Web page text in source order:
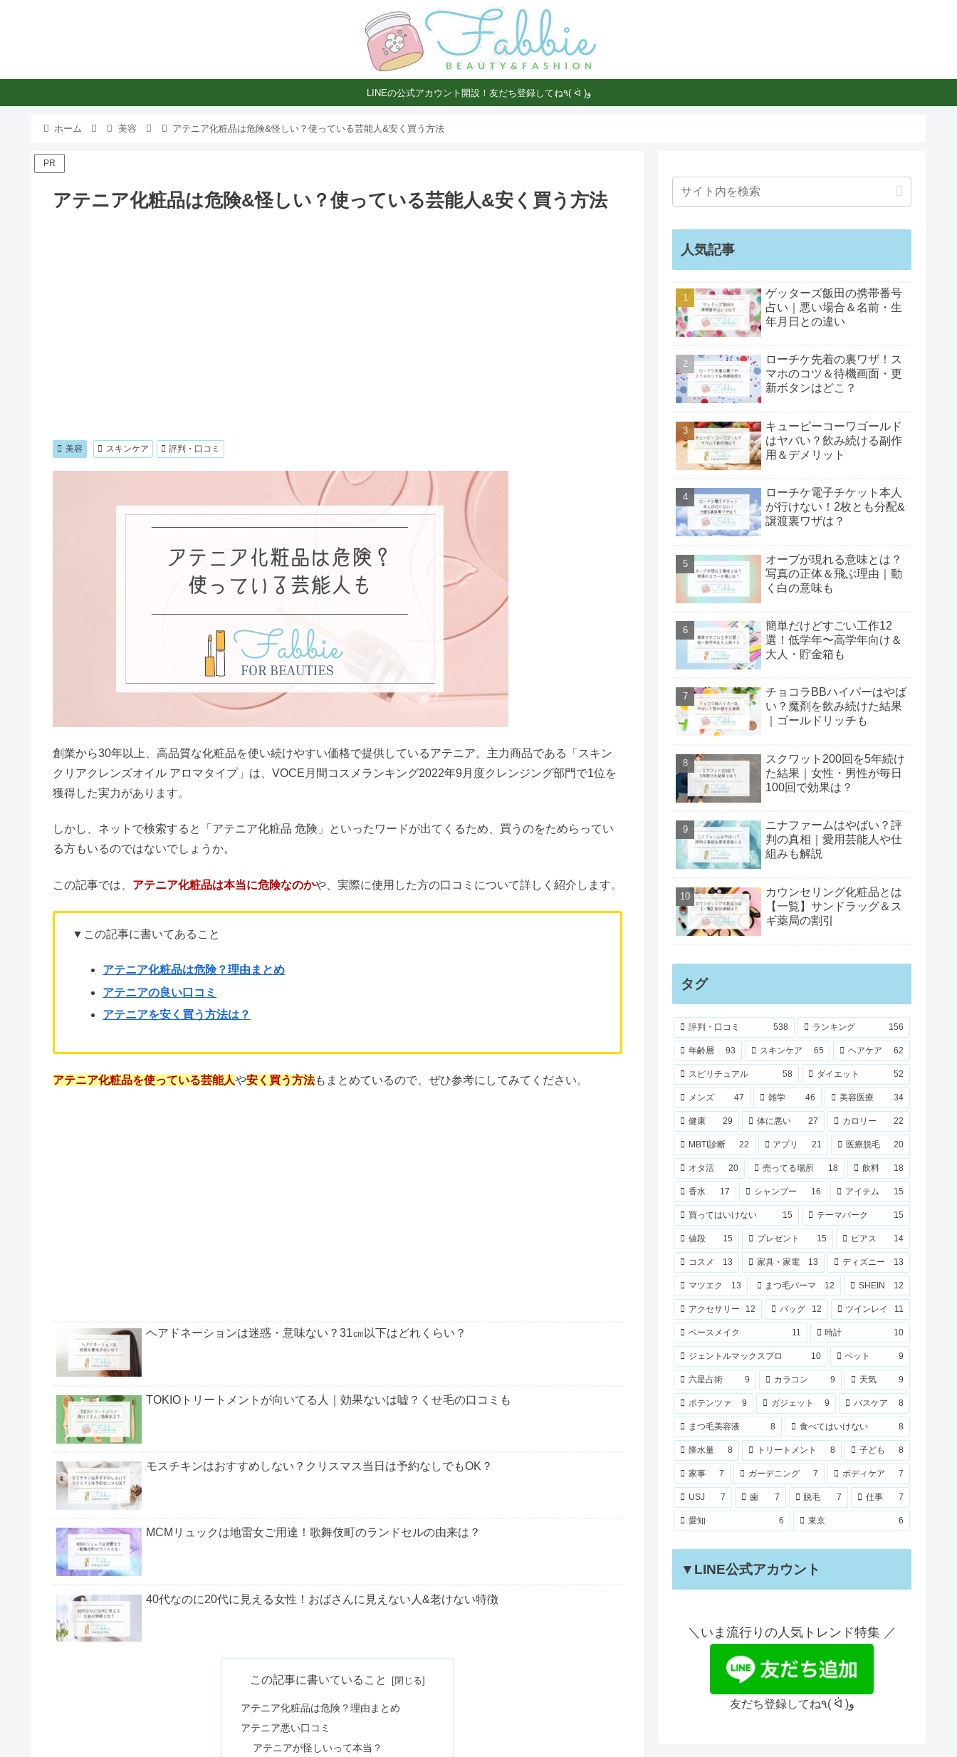
LINEの公式アカウント開設！友だち登録してね٩( ᐛ )و
ホーム 美容 アテニア化粧品は危険&怪しい？使っている芸能人&安く買う方法
PR
アテニア化粧品は危険&怪しい？使っている芸能人&安く買う方法
美容 スキンケア 評判・口コミ
創業から30年以上、高品質な化粧品を使い続けやすい価格で提供しているアテニア。主力商品である「スキン
クリアクレンズオイル アロマタイプ」は、VOCE月間コスメランキング2022年9月度クレンジング部門で1位を
獲得した実力があります。
しかし、ネットで検索すると「アテニア化粧品 危険」といったワードが出てくるため、買うのをためらってい
る方もいるのではないでしょうか。
この記事では、 アテニア化粧品は本当に危険なのかや、実際に使用した方の口コミについて詳しく紹介します。
▼この記事に書いてあること
アテニア化粧品は危険？理由まとめ
アテニアの良い口コミ
アテニアを安く買う方法は？
アテニア化粧品を使っている芸能人や安く買う方法もまとめているので、ぜひ参考にしてみてください。
ヘアドネーションは迷惑・意味ない？31㎝以下はどれくらい？
TOKIOトリートメントが向いてる人｜効果ないは嘘？くせ毛の口コミも
モスチキンはおすすめしない？クリスマス当日は予約なしでもOK？
MCMリュックは地雷女ご用達！歌舞伎町のランドセルの由来は？
40代なのに20代に見える女性！おばさんに見えない人&老けない特徴
ヴァーナルは最悪？悪い口コミや黒い噂は嘘！使ってる芸能人も
この記事に書いていること
アテニア化粧品は危険？理由まとめ
アテニア悪い口コミ
アテニアが怪しいって本当？
人気記事
ゲッターズ飯田の携帯番号
占い｜悪い場合＆名前・生
年月日との違い
ローチケ先着の裏ワザ！ス
マホのコツ＆待機画面・更
新ボタンはどこ？
キューピーコーワゴールド
はヤバい？飲み続ける副作
用＆デメリット
ローチケ電子チケット本人
が行けない！2枚とも分配&
譲渡裏ワザは？
オーブが現れる意味とは？
写真の正体＆飛ぶ理由｜動
く白の意味も
簡単だけどすごい工作12
選！低学年〜高学年向け＆
大人・貯金箱も
チョコラBBハイパーはやば
い？魔剤を飲み続けた結果
｜ゴールドリッチも
スクワット200回を5年続け
た結果｜女性・男性が毎日
100回で効果は？
ニナファームはやばい？評
判の真相｜愛用芸能人や仕
組みも解説
カウンセリング化粧品とは
【一覧】サンドラッグ＆ス
ギ薬局の割引
タグ
評判・口コミ 538 ランキング 156
年齢層 93 スキンケア 65 ヘアケア 62
スピリチュアル 58 ダイエット 52
メンズ 47 雑学 46 美容医療 34
健康 29 体に悪い 27 カロリー 22
MBTI診断 22 アプリ 21 医療脱毛 20
オタ活 20 売ってる場所 18 飲料 18
香水 17 シャンプー 16 アイテム 15
買ってはいけない 15 テーマパーク 15
値段 15 プレゼント 15 ピアス 14
コスメ 13 家具・家電 13 ディズニー 13
マツエク 13 まつ毛パーマ 12 SHEIN 12
アクセサリー 12 バッグ 12 ツインレイ 11
ベースメイク 11 時計 10
ジェントルマックスプロ 10 ペット 9
六星占術 9 カラコン 9 天気 9
ポテンツァ 9 ガジェット 9 バスケア 8
まつ毛美容液 8 食べてはいけない 8
降水量 8 トリートメント 8 子ども 8
家事 7 ガーデニング 7 ボディケア 7
USJ 7 歯 7 脱毛 7 仕事 7
愛知 6 東京 6
▼LINE公式アカウント
＼いま流行りの人気トレンド特集 ／
友だち登録してね٩( ᐛ )و